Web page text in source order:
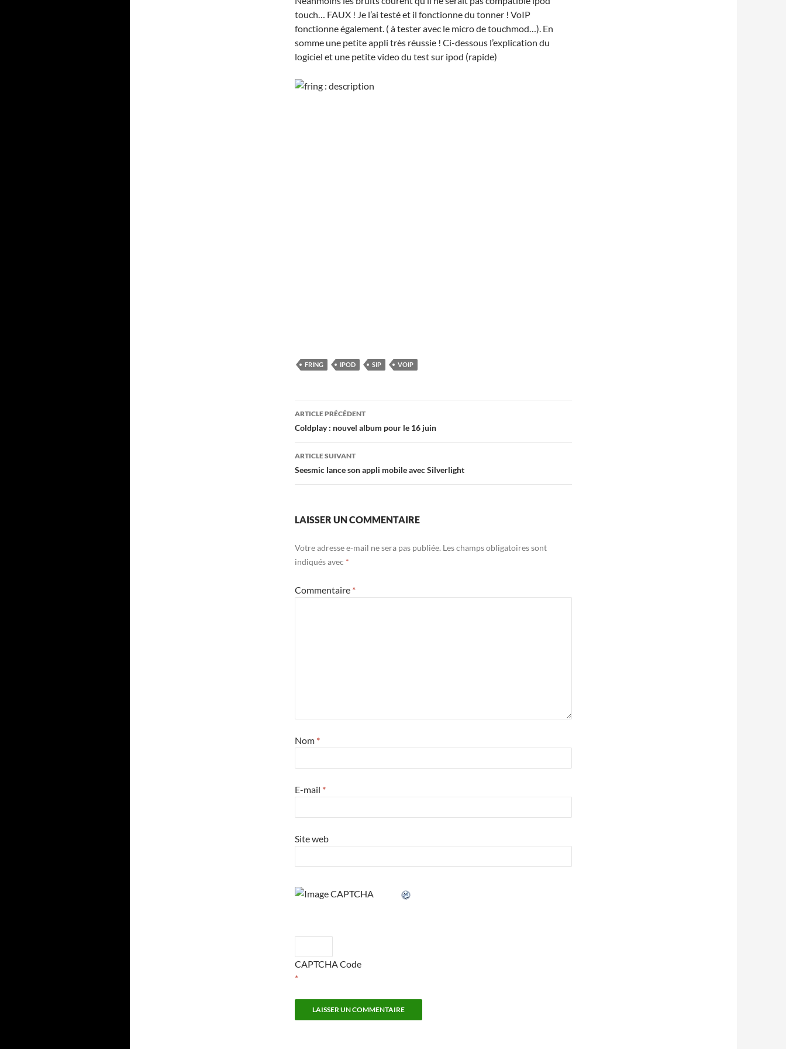
touch… FAUX ! Je l’ai testé et il fonctionne du tonner ! VoIP
fonctionne également. ( à tester avec le micro de touchmod…). En
somme une petite appli très réussie ! Ci-dessous l’explication du
logiciel et une petite video du test sur ipod (rapide)
FRING IPOD SIP VOIP
Navigation
des
articles
ARTICLE PRÉCÉDENT
Coldplay : nouvel album pour le 16 juin
ARTICLE SUIVANT
Seesmic lance son appli mobile avec Silverlight
LAISSER UN COMMENTAIRE
Votre adresse e-mail ne sera pas publiée. Les champs obligatoires sont
indiqués avec *
Commentaire *
Nom *
E-mail *
Site web
CAPTCHA Code
*